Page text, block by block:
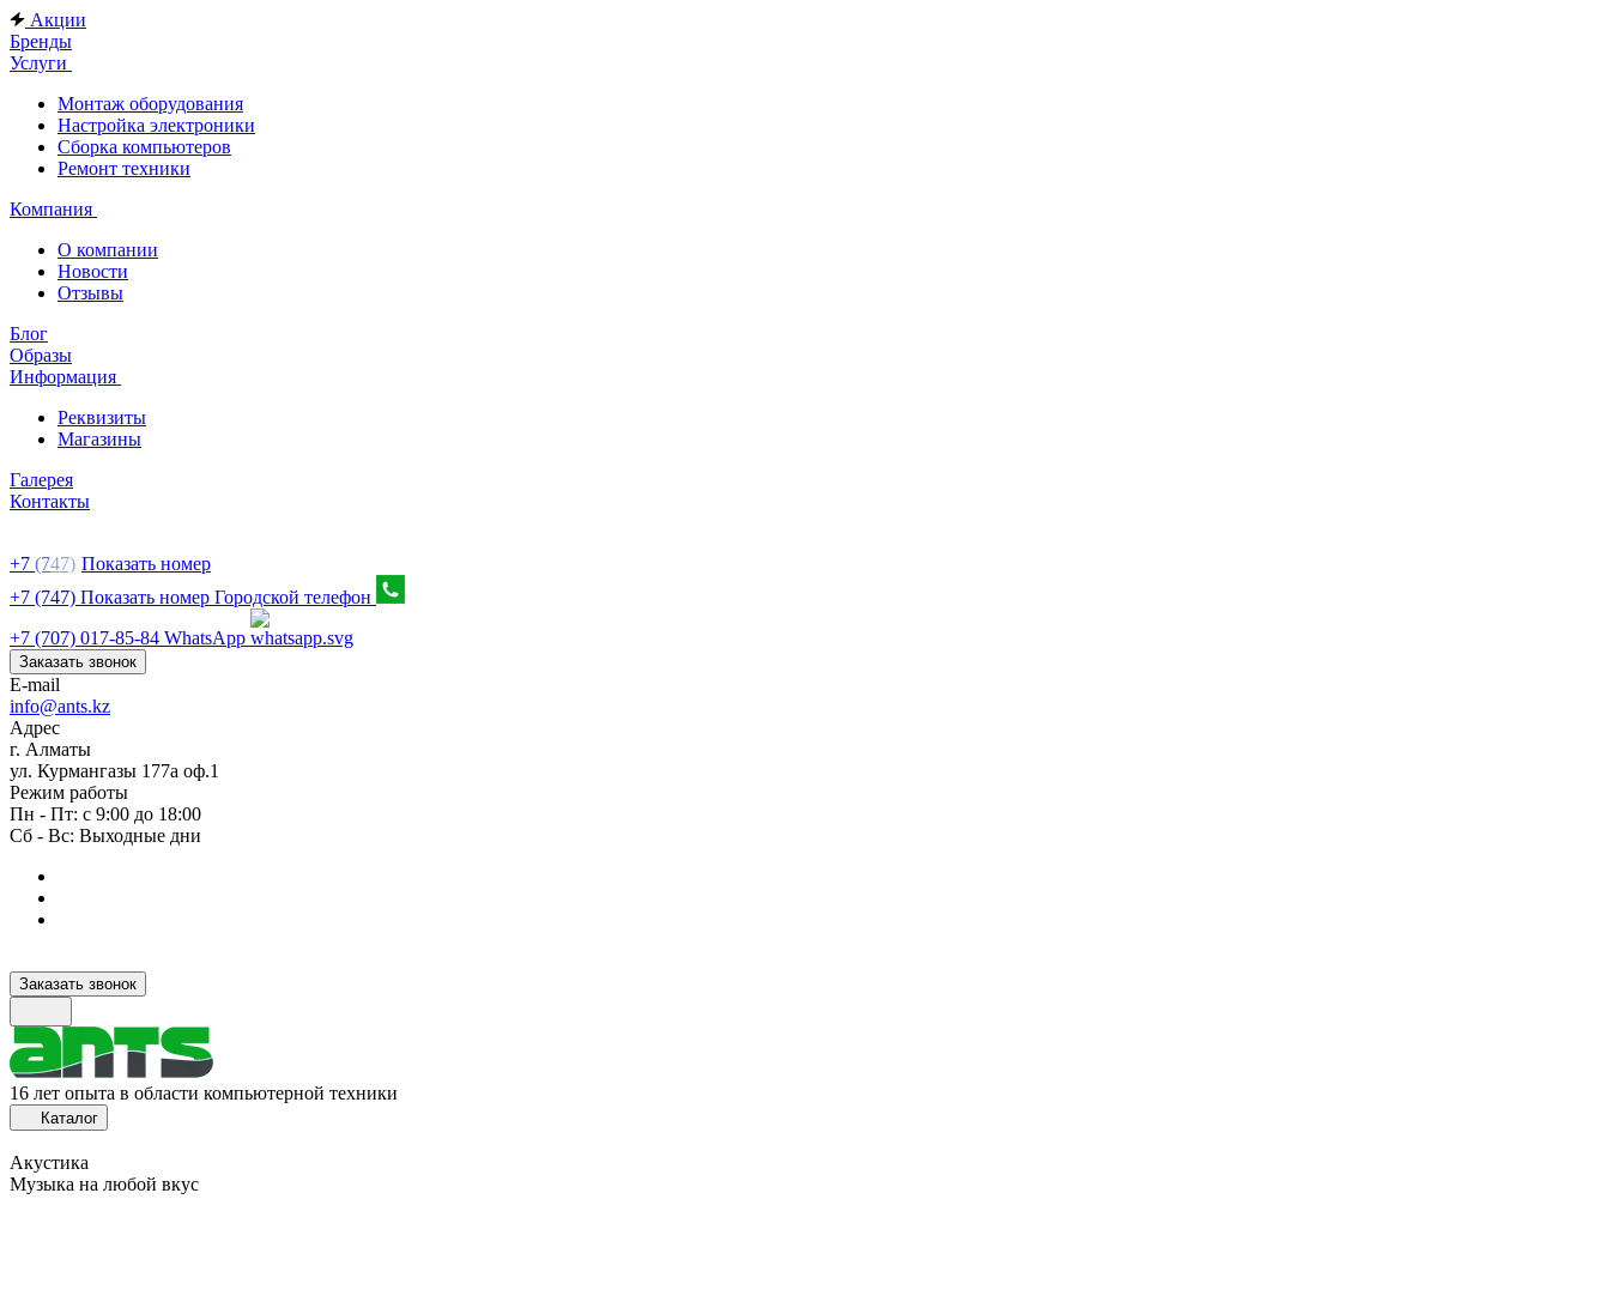
Акции
Бренды
Услуги
Монтаж оборудования
Настройка электроники
Сборка компьютеров
Ремонт техники
Компания
О компании
Новости
Отзывы
Блог
Образы
Информация
Реквизиты
Магазины
Галерея
Контакты
+7 (747) Показать номер
+7 (747) Показать номер Городской телефон
+7 (707) 017-85-84 WhatsApp
Заказать звонок
E-mail
info@ants.kz
Адрес
г. Алматы
ул. Курмангазы 177а оф.1
Режим работы
Пн - Пт: с 9:00 до 18:00
Сб - Вс: Выходные дни
Заказать звонок
16 лет опыта в области компьютерной техники
Каталог
Акустика
Музыка на любой вкус